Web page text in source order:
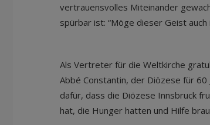
vertrauensvolles Miteinander
spürbar ist: “Möge dieser Geist
Als Vertreter für die Weltkirche
Abbé Constantin, der Diözese für 60
dafür, dass die Diözese Innsbruck
hat, die Hunger hatten und Hilfe